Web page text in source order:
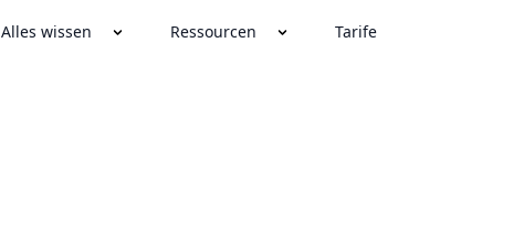
Alles wissen Ressourcen Tarife